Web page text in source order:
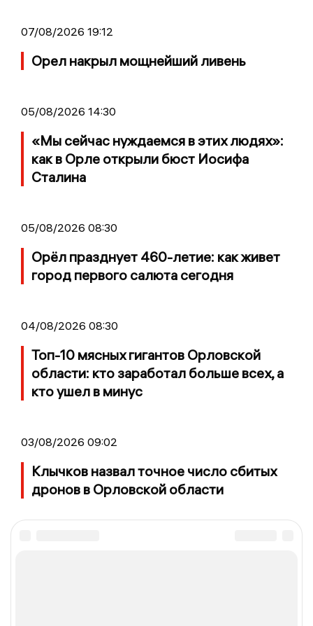
07/08/2026 19:12
Орел накрыл мощнейший ливень
05/08/2026 14:30
«Мы сейчас нуждаемся в этих людях»:
как в Орле открыли бюст Иосифа
Сталина
05/08/2026 08:30
Орёл празднует 460-летие: как живет
город первого салюта сегодня
04/08/2026 08:30
Топ-10 мясных гигантов Орловской
области: кто заработал больше всех, а
кто ушел в минус
03/08/2026 09:02
Клычков назвал точное число сбитых
дронов в Орловской области